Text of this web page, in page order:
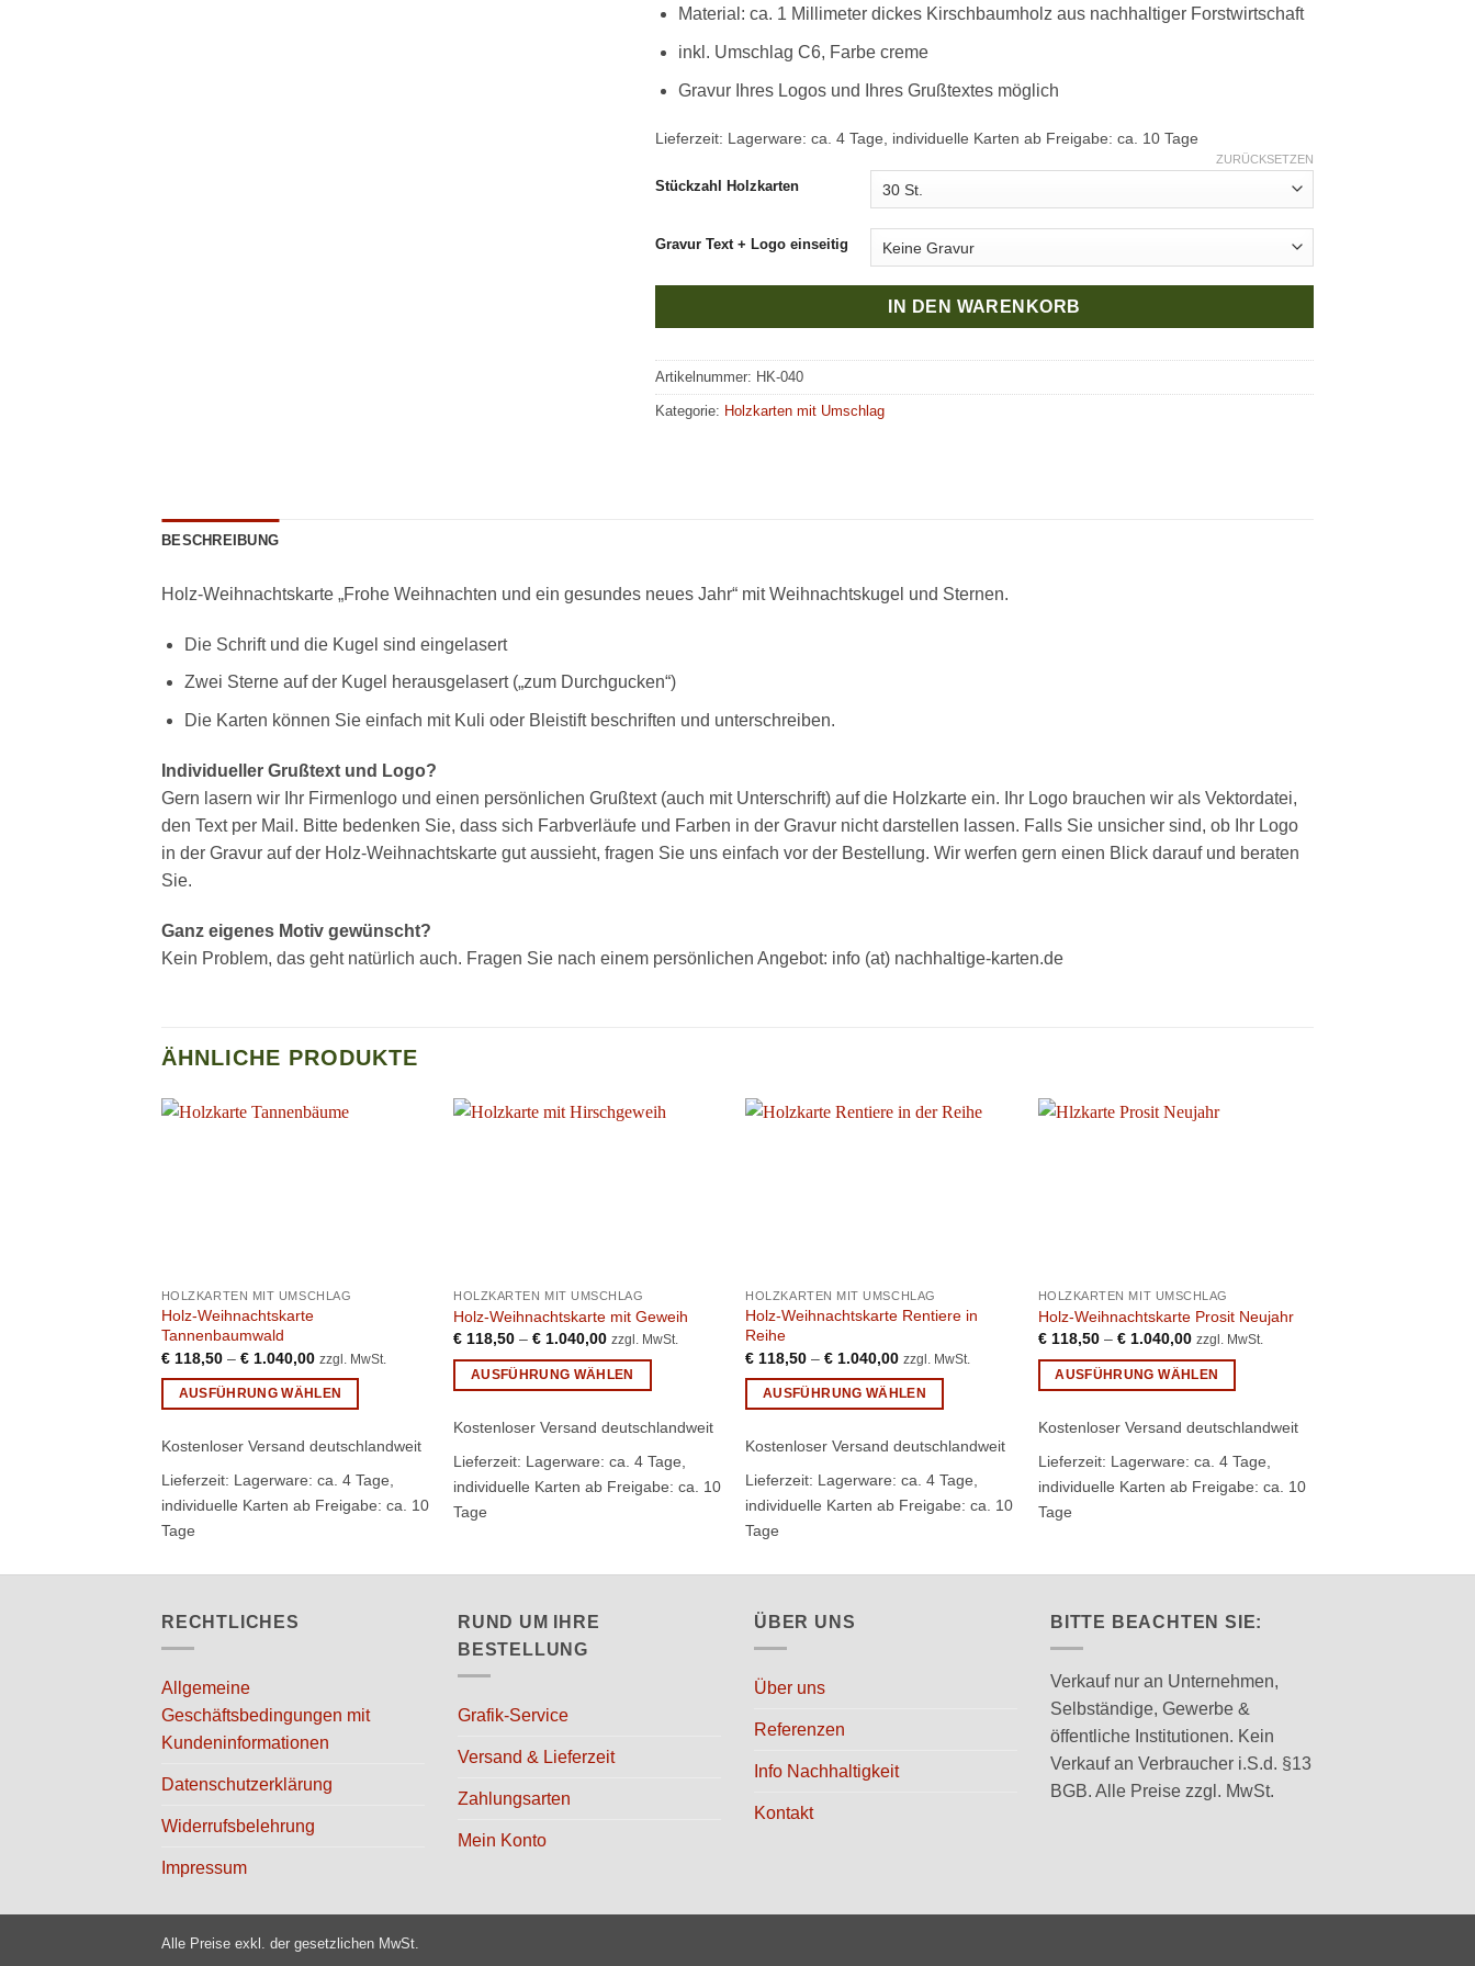
Material: ca. 1 Millimeter dickes Kirschbaumholz aus nachhaltiger Forstwirtschaft
inkl. Umschlag C6, Farbe creme
Gravur Ihres Logos und Ihres Grußtextes möglich
Lieferzeit: Lagerware: ca. 4 Tage, individuelle Karten ab Freigabe: ca. 10 Tage
Stückzahl Holzkarten
Gravur Text + Logo einseitig
ZURÜCKSETZEN
IN DEN WARENKORB
Artikelnummer: HK-040
Kategorie: Holzkarten mit Umschlag
BESCHREIBUNG
Holz-Weihnachtskarte „Frohe Weihnachten und ein gesundes neues Jahr“ mit Weihnachtskugel und Sternen.
Die Schrift und die Kugel sind eingelasert
Zwei Sterne auf der Kugel herausgelasert („zum Durchgucken“)
Die Karten können Sie einfach mit Kuli oder Bleistift beschriften und unterschreiben.
Individueller Grußtext und Logo?
Gern lasern wir Ihr Firmenlogo und einen persönlichen Grußtext (auch mit Unterschrift) auf die Holzkarte ein. Ihr Logo brauchen wir als Vektordatei,
den Text per Mail. Bitte bedenken Sie, dass sich Farbverläufe und Farben in der Gravur nicht darstellen lassen. Falls Sie unsicher sind, ob Ihr Logo
in der Gravur auf der Holz-Weihnachtskarte gut aussieht, fragen Sie uns einfach vor der Bestellung. Wir werfen gern einen Blick darauf und beraten
Sie.
Ganz eigenes Motiv gewünscht?
Kein Problem, das geht natürlich auch. Fragen Sie nach einem persönlichen Angebot: info (at) nachhaltige-karten.de
ÄHNLICHE PRODUKTE
HOLZKARTEN MIT UMSCHLAG
Holz-Weihnachtskarte
Tannenbaumwald
€118,50– €1.040,00 zzgl. MwSt.
AUSFÜHRUNG WÄHLEN
Produkt
weist
mehrere
Varianten
Die
können
auf
Produktseite
gewählt
werden
Kostenloser Versand deutschlandweit
Lieferzeit: Lagerware: ca. 4 Tage,
individuelle Karten ab Freigabe: ca. 10
Tage
HOLZKARTEN MIT UMSCHLAG
Holz-Weihnachtskarte mit Geweih
€ 118,50 –€ 1.040,00 zzgl. MwSt.
AUSFÜHRUNG WÄHLEN
Produkt
weist
mehrere
Varianten
Optionen
auf
der
Produktseite
gewählt
Kostenloser Versand deutschlandweit
Lieferzeit: Lagerware: ca. 4 Tage,
individuelle Karten ab Freigabe: ca. 10
Tage
HOLZKARTEN MIT UMSCHLAG
Holz-Weihnachtskarte Rentiere in
Reihe
€ 118,50 –€ 1.040,00 zzgl. MwSt.
AUSFÜHRUNG WÄHLEN
Produkt
weist
mehrere
Varianten
Die
können
auf
Produktseite
gewählt
Kostenloser Versand deutschlandweit
Lieferzeit: Lagerware: ca. 4 Tage,
individuelle Karten ab Freigabe: ca. 10
Tage
HOLZKARTEN MIT UMSCHLAG
Holz-Weihnachtskarte Prosit Neujahr
€118,50– €1.040,00 zzgl. MwSt.
AUSFÜHRUNG WÄHLEN
Produkt
weist
mehrere
Varianten
Optionen
auf
der
Produktseite
gewählt
werden
Kostenloser Versand deutschlandweit
Lieferzeit: Lagerware: ca. 4 Tage,
individuelle Karten ab Freigabe: ca. 10
Tage
Optionen
RECHTLICHES
Allgemeine
Geschäftsbedingungen mit
Kundeninformationen
Datenschutzerklärung
Widerrufsbelehrung
Impressum
RUND UM IHRE
BESTELLUNG
Grafik-Service
Versand & Lieferzeit
Zahlungsarten
Mein Konto
ÜBER UNS
Über uns
Referenzen
Info Nachhaltigkeit
Kontakt
BITTE BEACHTEN SIE:
Verkauf nur an Unternehmen,
Selbständige, Gewerbe &
öffentliche Institutionen. Kein
Verkauf an Verbraucher i.S.d. §13
BGB. Alle Preise zzgl. MwSt.
Alle Preise exkl. der gesetzlichen MwSt.